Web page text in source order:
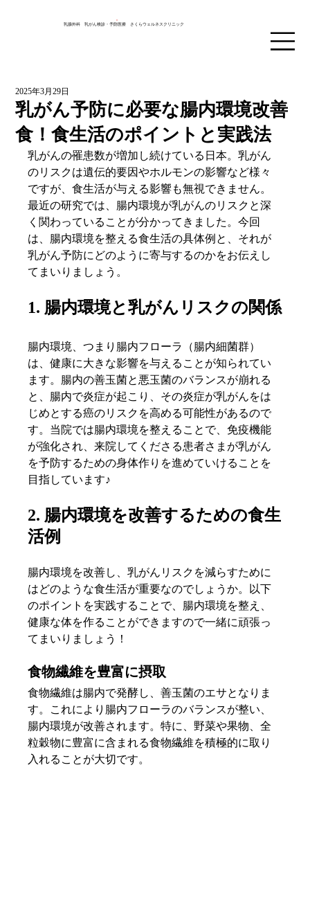
乳腺外科 乳がん検診・予防医療 さくらウェルネスクリニック
乳がん予防に必要な腸内環境改善
食！食生活のポイントと実践法
2025年3月29日
乳がんの罹患数が増加し続けている日本。乳がん
のリスクは遺伝的要因やホルモンの影響など様々
ですが、食生活が与える影響も無視できません。
最近の研究では、腸内環境が乳がんのリスクと深
く関わっていることが分かってきました。今回
は、腸内環境を整える食生活の具体例と、それが
乳がん予防にどのように寄与するのかをお伝えし
てまいりましょう。
1. 腸内環境と乳がんリスクの関係
腸内環境、つまり腸内フローラ（腸内細菌群）
は、健康に大きな影響を与えることが知られてい
ます。腸内の善玉菌と悪玉菌のバランスが崩れる
と、腸内で炎症が起こり、その炎症が乳がんをは
じめとする癌のリスクを高める可能性があるので
す。当院では腸内環境を整えることで、免疫機能
が強化され、来院してくださる患者さまが乳がん
を予防するための身体作りを進めていけることを
目指しています♪
2. 腸内環境を改善するための食生
活例
腸内環境を改善し、乳がんリスクを減らすために
はどのような食生活が重要なのでしょうか。以下
のポイントを実践することで、腸内環境を整え、
健康な体を作ることができますので一緒に頑張っ
てまいりましょう！
食物繊維を豊富に摂取
食物繊維は腸内で発酵し、善玉菌のエサとなりま
す。これにより腸内フローラのバランスが整い、
腸内環境が改善されます。特に、野菜や果物、全
粒穀物に豊富に含まれる食物繊維を積極的に取り
入れることが大切です。